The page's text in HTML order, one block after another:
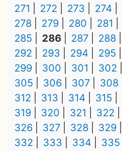
271
272 273 274
278
279 280 281
285
286 287 288
292
293 294 295
299
300 301 302
305
306 307 308
312
313 314 315
319
320 321 322
326
327 328 329
332
333 334 335